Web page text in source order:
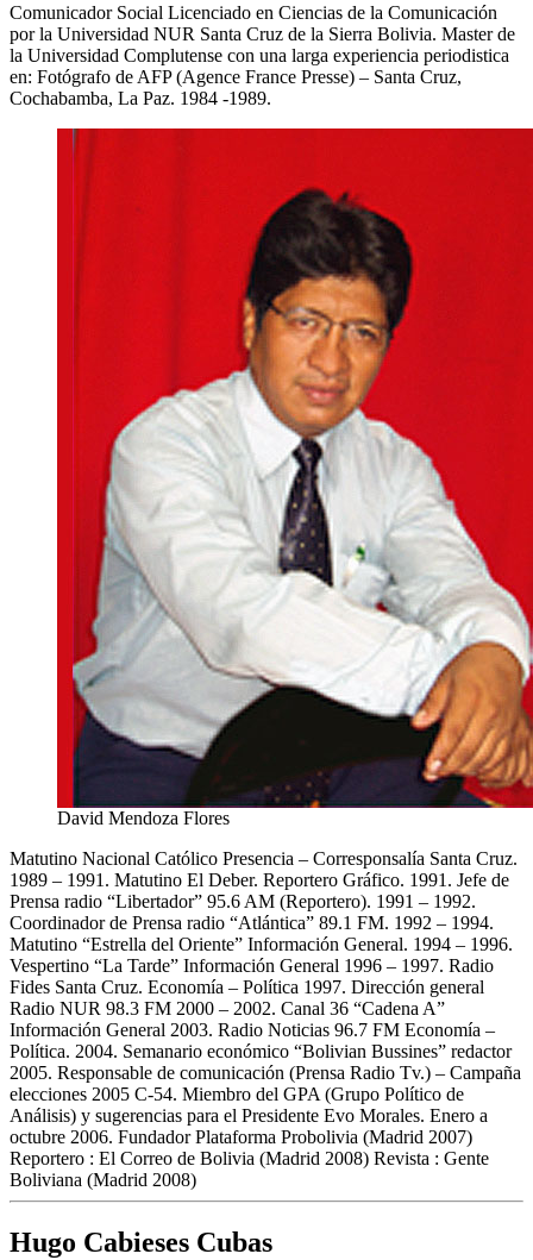
Comunicador Social Licenciado en Ciencias de la Comunicación
por la Universidad NUR Santa Cruz de la Sierra Bolivia. Master de
la Universidad Complutense con una larga experiencia periodistica
en: Fotógrafo de AFP (Agence France Presse) – Santa Cruz,
Cochabamba, La Paz. 1984 -1989.
David Mendoza Flores
Matutino Nacional Católico Presencia – Corresponsalía Santa Cruz.
1989 – 1991. Matutino El Deber. Reportero Gráfico. 1991. Jefe de
Prensa radio “Libertador” 95.6 AM (Reportero). 1991 – 1992.
Coordinador de Prensa radio “Atlántica” 89.1 FM. 1992 – 1994.
Matutino “Estrella del Oriente” Información General. 1994 – 1996.
Vespertino “La Tarde” Información General 1996 – 1997. Radio
Fides Santa Cruz. Economía – Política 1997. Dirección general
Radio NUR 98.3 FM 2000 – 2002. Canal 36 “Cadena A”
Información General 2003. Radio Noticias 96.7 FM Economía –
Política. 2004. Semanario económico “Bolivian Bussines” redactor
2005. Responsable de comunicación (Prensa Radio Tv.) – Campaña
elecciones 2005 C-54. Miembro del GPA (Grupo Político de
Análisis) y sugerencias para el Presidente Evo Morales. Enero a
octubre 2006. Fundador Plataforma Probolivia (Madrid 2007)
Reportero : El Correo de Bolivia (Madrid 2008) Revista : Gente
Boliviana (Madrid 2008)
Hugo Cabieses Cubas